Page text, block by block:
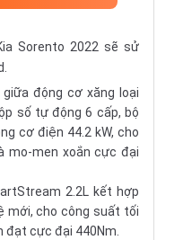
Sorento 2022 sẽ sử
động cơ xăng loại
số tự động 6 cấp, bộ
cơ điện 44.2 kW, cho
mo-men xoắn cực đại
2.2L kết hợp
mới, cho công suất tối
đạt cực đại 440Nm.